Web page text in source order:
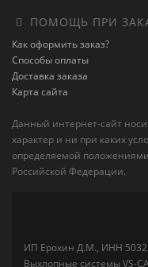
ПОМОЩЬ ПРИ
Как оформить заказ?
Способы оплаты
Доставка заказа
Карта сайта
Данный интернет-сайт
характер и ни при каких
определяемой положениями
Российской Федерации.
ИП Ерохин Д.М., ИНН
Выхлопные системы VS-